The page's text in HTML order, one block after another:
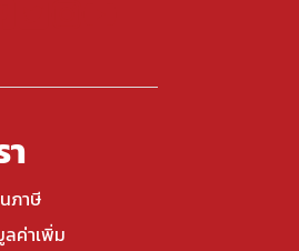
ภาษี
ค่าเพิ่ม